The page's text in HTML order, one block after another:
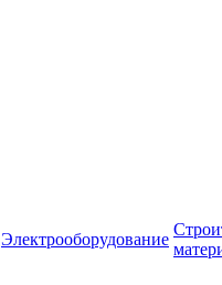
Электрооборудование